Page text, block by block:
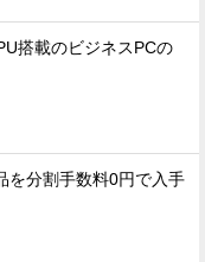
搭載のビジネスPCの
を分割手数料0円で入手